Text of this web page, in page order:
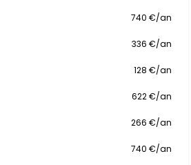
740 €/an
336 €/an
128 €/an
622 €/an
266 €/an
740 €/an